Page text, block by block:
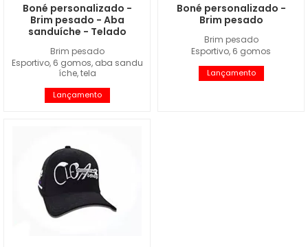
Brim pesado
Esportivo, 6 gomos, aba sandu
íche, tela
Boné personalizado -
Brim pesado - Aba
sanduíche - Telado
Lançamento
Brim pesado
Esportivo, 6 gomos
Boné personalizado -
Brim pesado
Lançamento